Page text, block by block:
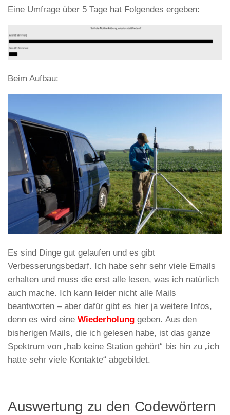
Eine Umfrage über 5 Tage hat Folgendes ergeben:
Beim Aufbau:
Es sind Dinge gut gelaufen und es gibt
Verbesserungsbedarf. Ich habe sehr sehr viele Emails
erhalten und muss die erst alle lesen, was ich natürlich
auch mache. Ich kann leider nicht alle Mails
beantworten – aber dafür gibt es hier ja weitere Infos,
denn es wird eine Wiederholung geben. Aus den
bisherigen Mails, die ich gelesen habe, ist das ganze
Spektrum von „hab keine Station gehört“ bis hin zu „ich
hatte sehr viele Kontakte“ abgebildet.
Auswertung zu den Codewörtern